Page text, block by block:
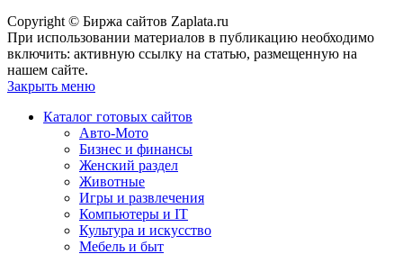
Copyright © Биржа сайтов Zaplata.ru
При использовании материалов в публикацию необходимо
включить: активную ссылку на статью, размещенную на
нашем сайте.
Закрыть меню
Каталог готовых сайтов
Авто-Мото
Бизнес и финансы
Женский раздел
Животные
Игры и развлечения
Компьютеры и IT
Культура и искусство
Мебель и быт